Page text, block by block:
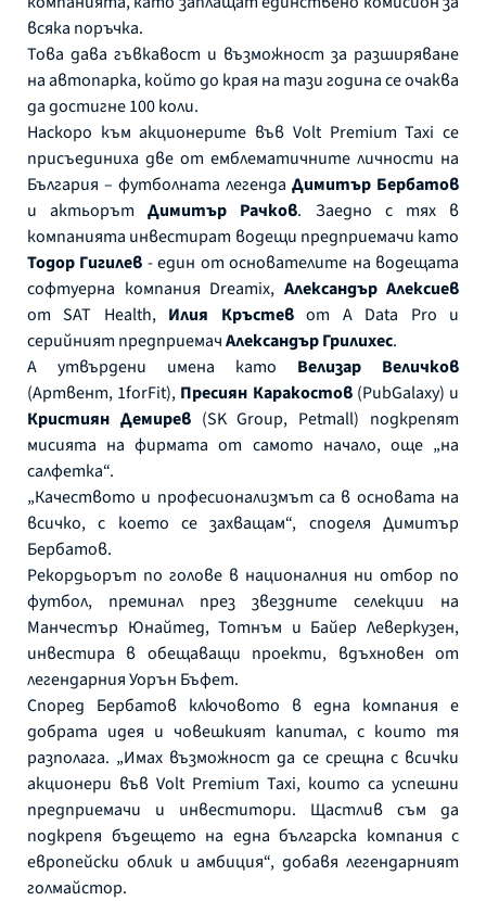
всяка поръчка.
Това дава гъвкавост и възможност за разширяване
на автопарка, който до края на тази година се очаква
да достигне 100 коли.
Наскоро към акционерите във Volt Premium Taxi се
присъединиха две от емблематичните личности на
България – футболната легенда Димитър Бербатов
и актьорътДимитър Рачков. Заедно с тях в
компанията инвестират водещи предприемачи като
Тодор Гигилев - един от основателите на водещата
софтуерна компания Dreamix, Александър Алексиев
от SAT Health, Илия Кръстевот A Data Pro и
серийният предприемачАлександър Грилихес.
А утвърдени имена като Велизар Величков
(Артвент, 1forFit), Пресиян Каракостов (PubGalaxy) и
Кристиян Демирев (SK Group, Petmall) подкрепят
мисията на фирмата от самото начало, още „на
салфетка“.
„Качеството и професионализмът са в основата на
всичко, с което се захващам“, споделя Димитър
Бербатов.
Рекордьорът по голове в националния ни отбор по
футбол, преминал през звездните селекции на
Манчестър Юнайтед, Тотнъм и Байер Леверкузен,
инвестира в обещаващи проекти, вдъхновен от
легендарния Уорън Бъфет.
Според Бербатов ключовото в една компания е
добрата идея и човешкият капитал, с които тя
разполага. „Имах възможност да се срещна с всички
акционери във Volt Premium Taxi, които са успешни
предприемачи и инвеститори. Щастлив съм да
подкрепя бъдещето на една българска компания с
европейски облик и амбиция“, добавя легендарният
голмайстор.